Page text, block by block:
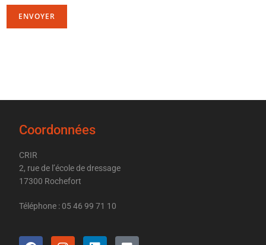
Coordonnées
CRIR
2, rue de l’école de dressage
17300 Rochefort
Téléphone : 05 46 99 71 10